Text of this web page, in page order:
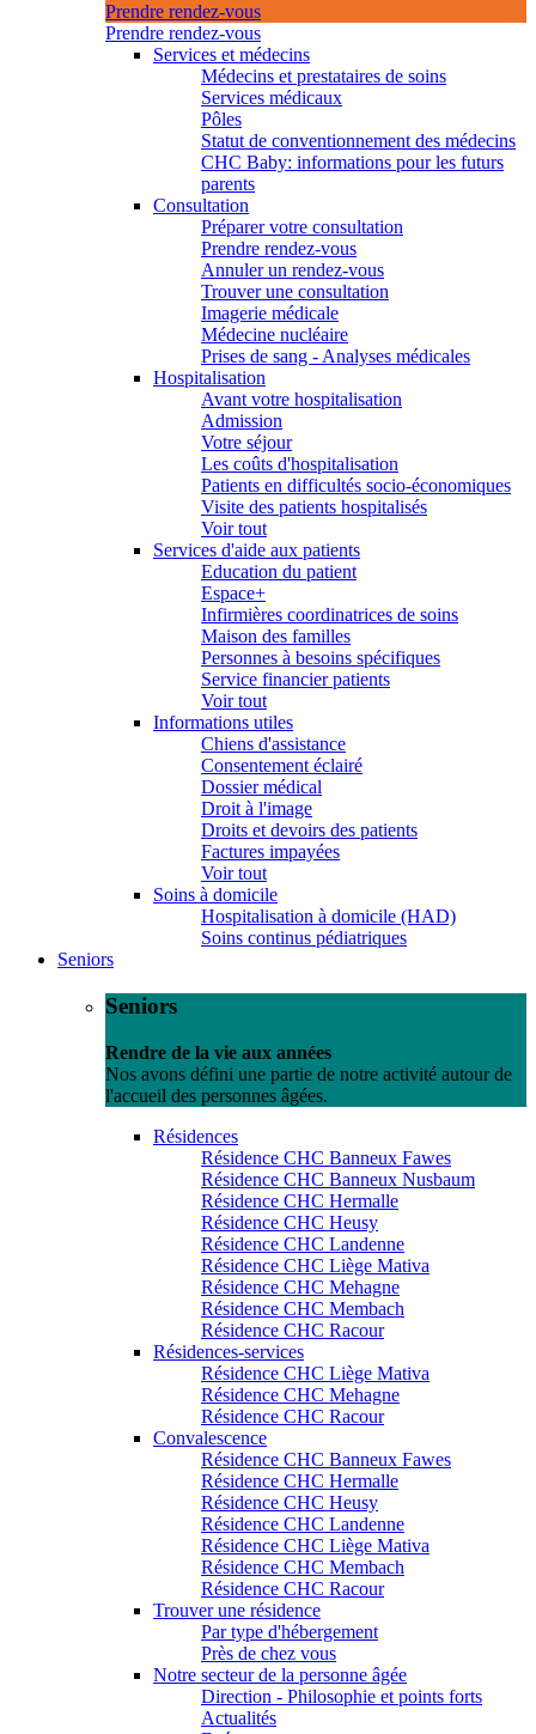
Prendre rendez-vous
Prendre rendez-vous
Services et médecins
Médecins et prestataires de soins
Services médicaux
Pôles
Statut de conventionnement des médecins
CHC Baby: informations pour les futurs
parents
Consultation
Préparer votre consultation
Prendre rendez-vous
Annuler un rendez-vous
Trouver une consultation
Imagerie médicale
Médecine nucléaire
Prises de sang - Analyses médicales
Hospitalisation
Avant votre hospitalisation
Admission
Votre séjour
Les coûts d'hospitalisation
Patients en difficultés socio-économiques
Visite des patients hospitalisés
Voir tout
Services d'aide aux patients
Education du patient
Espace+
Infirmières coordinatrices de soins
Maison des familles
Personnes à besoins spécifiques
Service financier patients
Voir tout
Informations utiles
Chiens d'assistance
Consentement éclairé
Dossier médical
Droit à l'image
Droits et devoirs des patients
Factures impayées
Voir tout
Soins à domicile
Hospitalisation à domicile (HAD)
Soins continus pédiatriques
Seniors
Seniors
Rendre de la vie aux années
Nos avons défini une partie de notre activité autour de
l'accueil des personnes âgées.
Résidences
Résidence CHC Banneux Fawes
Résidence CHC Banneux Nusbaum
Résidence CHC Hermalle
Résidence CHC Heusy
Résidence CHC Landenne
Résidence CHC Liège Mativa
Résidence CHC Mehagne
Résidence CHC Membach
Résidence CHC Racour
Résidences-services
Résidence CHC Liège Mativa
Résidence CHC Mehagne
Résidence CHC Racour
Convalescence
Résidence CHC Banneux Fawes
Résidence CHC Hermalle
Résidence CHC Heusy
Résidence CHC Landenne
Résidence CHC Liège Mativa
Résidence CHC Membach
Résidence CHC Racour
Trouver une résidence
Par type d'hébergement
Près de chez vous
Notre secteur de la personne âgée
Direction - Philosophie et points forts
Actualités